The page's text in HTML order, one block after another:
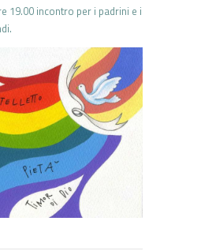
19.00 incontro per i padrini e i